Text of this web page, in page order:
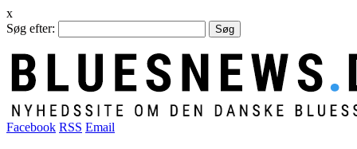
x
Søg efter:
Facebook RSS Email